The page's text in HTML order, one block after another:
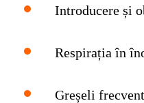
Introducere și
Respirația în
Greșeli